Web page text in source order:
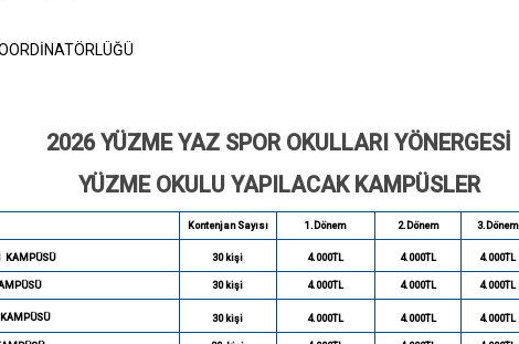
2026 YÜZME YAZ SPOR OKULLARI YÖNERGESİ
YÜZME OKULU YAPILACAK KAMPÜSLER
Kontenjan Sayısı 1.Dönem 2.Dönem 3.Dönem
KAMPÜSÜ 30 kişi 4.000TL 4.000TL 4.000TL
30 kişi 4.000TL 4.000TL 4.000TL
30 kişi 4.000TL 4.000TL 4.000TL